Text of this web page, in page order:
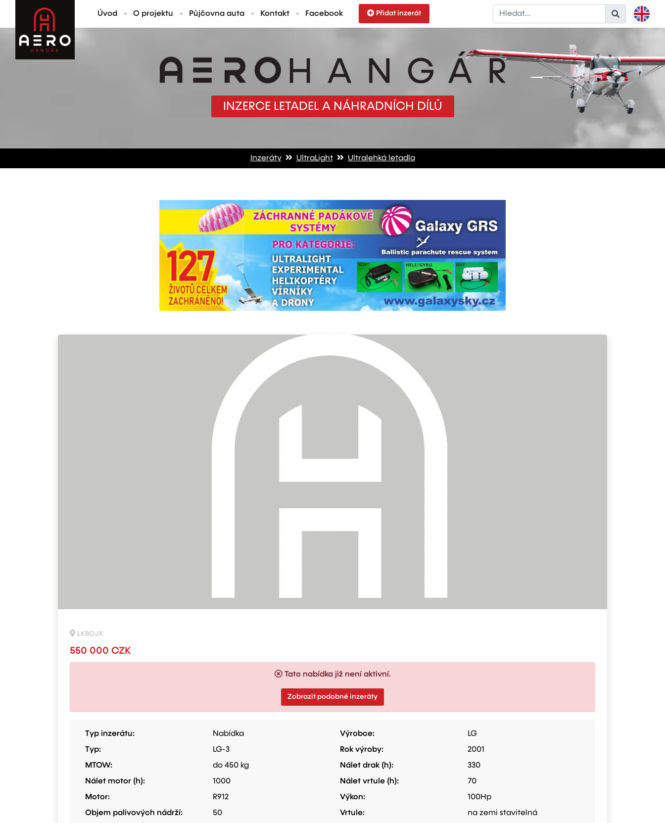
Úvod O projektu Půjčovna auta Kontakt Facebook Přidat inzerát
INZERCE LETADEL A NÁHRADNÍCH DÍLŮ
Inzeráty UltraLight Ultralehká letadla
LKBOJK
550 000 CZK
Tato nabídka již není aktivní.
Zobrazit podobné inzeráty
Typ inzerátu: Nabídka Výrobce:
LG
Typ:
LG-3 Rok výroby:
2001
MTOW:
do 450 kg Nálet drak (h):
330
Nálet motor (h):
1000 Nálet vrtule (h):
70
Motor:
R912 Výkon:
100Hp
Objem palivových nádrží:
50 Vrtule:
na zemi stavitelná